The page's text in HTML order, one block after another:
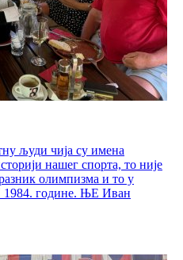
људи чија су имена
нашег спорта, то није
олимпизма и то у
1984. године. ЊЕ Иван